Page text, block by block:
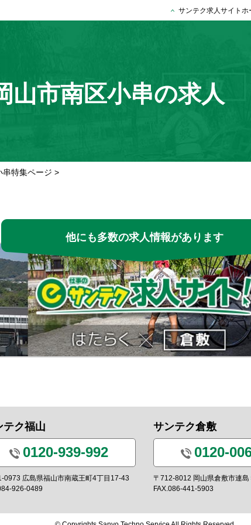
サンテク求人サイトホ
山市南区小串の求人
串特集ページ >
他にも多数の求人情報があります
テク福山
0120-939-992
0973 広島県福山市南蔵王町4丁目17-43
926-0489
サンテク倉敷
0120-
〒712-8012 岡山県倉敷市連島
FAX.086-441-5903